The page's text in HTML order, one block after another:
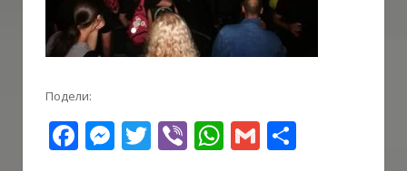
Подели:
Facebook
Messenger
Twitter
ViberWhatsApp
Gmail